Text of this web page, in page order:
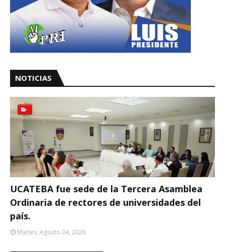
NOTICIAS
UCATEBA fue sede de la Tercera Asamblea
Ordinaria de rectores de universidades del
país.
Martes, Agosto 04, 2026